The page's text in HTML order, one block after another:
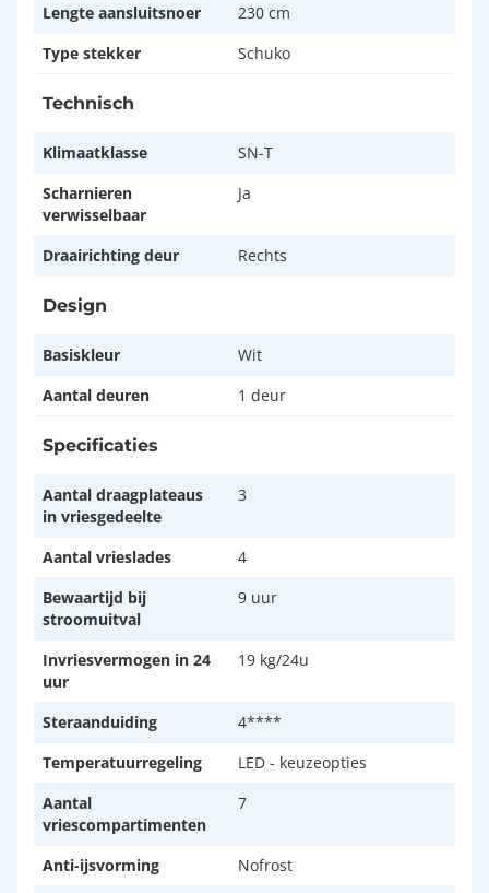
Lengte aansluitsnoer
230 cm
Type stekker
Schuko
Technisch
Klimaatklasse
SN-T
Scharnieren
verwisselbaar
Ja
Draairichting deur Rechts
Design
Basiskleur
Wit
Aantal deuren
1 deur
Specificaties
Aantal draagplateaus
in vriesgedeelte
3
Aantal vrieslades
4
Bewaartijd bij
stroomuitval
9 uur
Invriesvermogen in 24
uur
19 kg/24u
Steraanduiding
4****
Temperatuurregeling
LED - keuzeopties
Aantal
vriescompartimenten
7
Anti-ijsvorming
Nofrost